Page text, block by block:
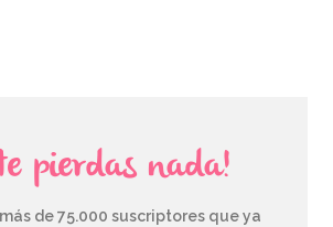
pierdas nada!
de 75.000 suscriptores que ya